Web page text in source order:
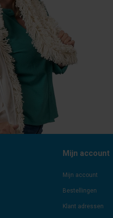
Mijn account
Mijn account
Bestellingen
Klant adressen